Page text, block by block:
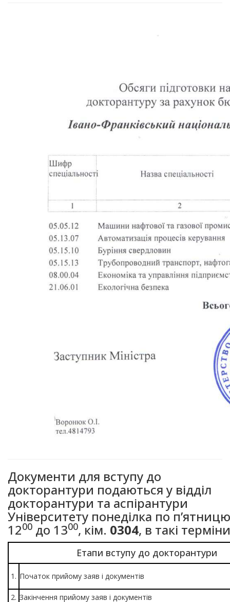
Документи для вступу до
докторантури подаються у відділ
докторантури та аспірантури
Університету понеділка по
1200 до 1300, кім. 0304, в такі
Етапи вступу до докторантури
1. Початок прийому заяв і документів
2. Закінчення прийому заяв і документів